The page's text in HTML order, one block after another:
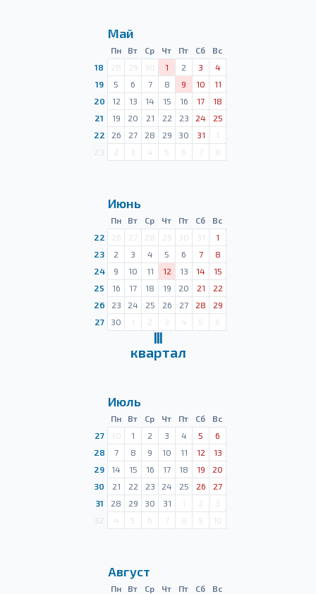
Май
Пн Вт Ср Чт Пт Сб
Вс
18
28 29 30 1 2 3
4
19
5 6 7 8 9 10
11
20
12 13 14 15 16 17
18
21
19 20 21 22 23 24
25
22
26 27 28 29 30 31
1
2 3 4 5 6 7 8
Июнь
Пн Вт Ср Чт Пт Сб
Вс
22
26 27 28 29 30 31
1
23
2 3 4 5 6 7
8
24
9 10 11 12 13 14
15
25
16 17 18 19 20 21
22
26
23 24 25 26 27 28
29
27
30 1 2 3 4 5 6
Ⅲ
квартал
Июль
Пн Вт Ср Чт Пт Сб
Вс
27
30 1 2 3 4 5
6
28
7 8 9 10 11 12
13
29
14 15 16 17 18 19
20
30
21 22 23 24 25 26
27
31
28 29 30 31 1 2
3
4 5 6 7 8 9 10
Август
Пн Вт Ср Чт Пт Сб
Вс